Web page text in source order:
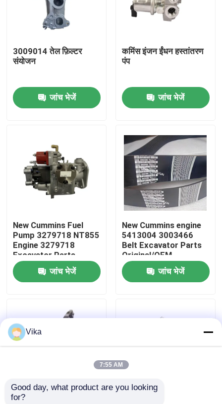
हमारे बारे में
गुणवत्ता नियंत्रण
हमसे संपर्क करें
एक बोली का अनुरोध
कमिंस स्पेयर पार्ट्स
3009014 तेल फ़िल्टर
संयोजन
जांच भेजें
कमिंस इंजन ईंधन हस्तांतरण
पंप
जांच भेजें
New Cummins Fuel
Pump 3279718 NT855
Engine 3279718
Excavator Parts
Original/OEM
जांच भेजें
New Cummins engine
5413004 3003466
Belt Excavator Parts
Original/OEM
जांच भेजें
New Cummins
Vika
7:55 AM
Good day, what product are you looking
for?